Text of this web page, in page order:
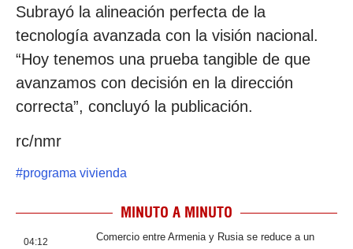
Subrayó la alineación perfecta de la
tecnología avanzada con la visión nacional.
“Hoy tenemos una prueba tangible de que
avanzamos con decisión en la dirección
correcta”, concluyó la publicación.
rc/nmr
#programa vivienda
MINUTO A MINUTO
04:12
Comercio entre Armenia y Rusia se reduce a un